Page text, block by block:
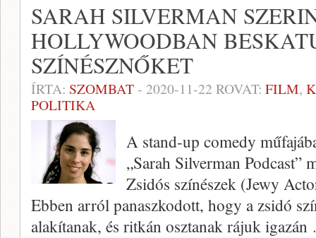
SARAH SILVERMAN
HOLLYWOODBAN
SZÍNÉSZNŐKET
ÍRTA: SZOMBAT- 2020-11-22 ROVAT: FILM,
POLITIKA
A stand-up comedy
„Sarah Silverman Podcast”
Zsidós színészek (Jewy
Ebben arról panaszkodott, hogy a zsidó
alakítanak, és ritkán osztanak rájuk igazán